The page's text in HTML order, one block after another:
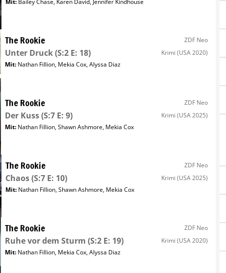
Mit: Bailey Chase, Karen David, Jennifer Kindhouse
The Rookie ZDF Neo
Unter Druck(S:2 E: 18) Krimi (USA 2020)
Mit: Nathan Fillion, Mekia Cox,Alyssa Diaz
The Rookie ZDF Neo
Der Kuss(S:7 E: 9) Krimi (USA 2025)
Mit: Nathan Fillion,Shawn Ashmore, Mekia Cox
The Rookie ZDF Neo
Chaos(S:7 E: 10) Krimi (USA 2025)
Mit: Nathan Fillion,Shawn Ashmore, Mekia Cox
The Rookie ZDF Neo
Ruhe vor dem Sturm (S:2 E: 19) Krimi (USA 2020)
Mit: Nathan Fillion, Mekia Cox,Alyssa Diaz